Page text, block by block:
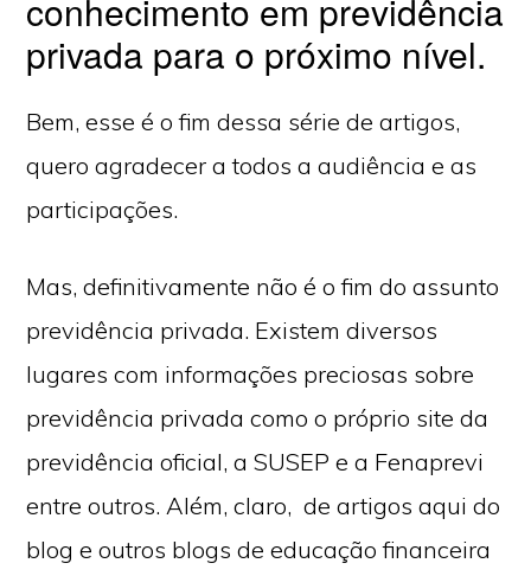
conhecimento em previdência
privada para o próximo nível.
Bem, esse é o fim dessa série de artigos,
quero agradecer a todos a audiência e as
participações.
Mas, definitivamente não é o fim do assunto
previdência privada. Existem diversos
lugares com informações preciosas sobre
previdência privada como o próprio site da
previdência oficial, a SUSEP e a Fenaprevi
entre outros. Além, claro, de artigos aqui do
blog e outros blogs de educação financeira